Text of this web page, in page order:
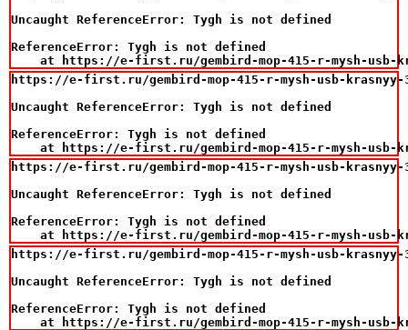
Uncaught ReferenceError: Tygh is not defined
ReferenceError: Tygh is not defined
at https://e-first.ru/gembird-mop-415-r-mysh-
https://e-first.ru/gembird-mop-415-r-mysh-usb-krasnyy-
Uncaught ReferenceError: Tygh is not defined
ReferenceError: Tygh is not defined
at https://e-first.ru/gembird-mop-415-r-mysh-
https://e-first.ru/gembird-mop-415-r-mysh-usb-krasnyy-
Uncaught ReferenceError: Tygh is not defined
ReferenceError: Tygh is not defined
at https://e-first.ru/gembird-mop-415-r-mysh-
https://e-first.ru/gembird-mop-415-r-mysh-usb-krasnyy-
Uncaught ReferenceError: Tygh is not defined
ReferenceError: Tygh is not defined
at https://e-first.ru/gembird-mop-415-r-mysh-